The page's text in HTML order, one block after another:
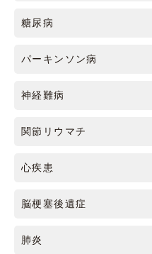
糖尿病
パーキンソン病
神経難病
関節リウマチ
心疾患
脳梗塞後遺症
肺炎